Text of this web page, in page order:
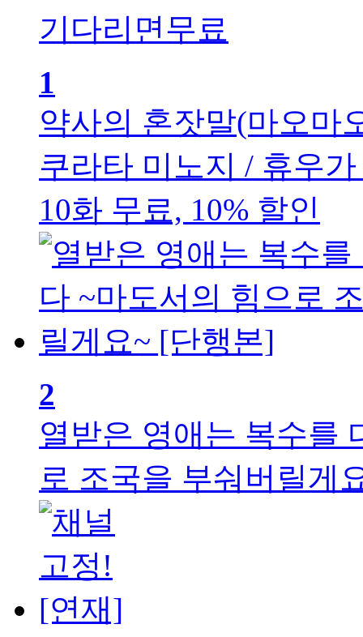
기다리면무료
1
약사의 혼잣말(마오마
쿠라타 미노지 / 휴우
10화 무료, 10% 할인
2
열받은 영애는 복수를
로 조국을 부숴버릴게